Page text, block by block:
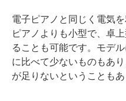
電子ピアノと同じく電気
ピアノよりも小型で、卓
ることも可能です。モデ
に比べて少ないものもあ
が足りないということもあ